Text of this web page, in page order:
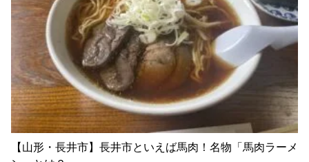
【山形・長井市】長井市といえば馬肉！名物「馬肉ラーメ